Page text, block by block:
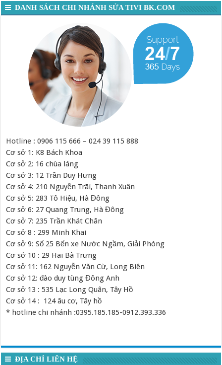
DANH SÁCH CHI NHÁNH SỬA TIVI BK.COM
Hotline : 0906 115 666 – 024 39 115 888
Cơ sở 1: K8 Bách Khoa
Cơ sở 2: 16 chùa láng
Cơ sở 3: 12 Trần Duy Hưng
Cơ sở 4: 210 Nguyễn Trãi, Thanh Xuân
Cơ sở 5: 283 Tô Hiệu, Hà Đông
Cơ sở 6: 27 Quang Trung, Hà Đông
Cơ sở 7: 235 Trần Khát Chân
Cơ sở 8 : 299 Minh Khai
Cơ sở 9: Số 25 Bến xe Nước Ngầm, Giải Phóng
Cơ sở 10 : 29 Hai Bà Trưng
Cơ sở 11: 162 Nguyễn Văn Cừ, Long Biên
Cơ sở 12: đào duy tùng Đông Anh
Cơ sở 13 : 535 Lạc Long Quân, Tây Hồ
Cơ sở 14 : 124 âu cơ, Tây hồ
* hotline chi nhánh :0395.185.185-0912.393.336
ĐỊA CHỈ LIÊN HỆ